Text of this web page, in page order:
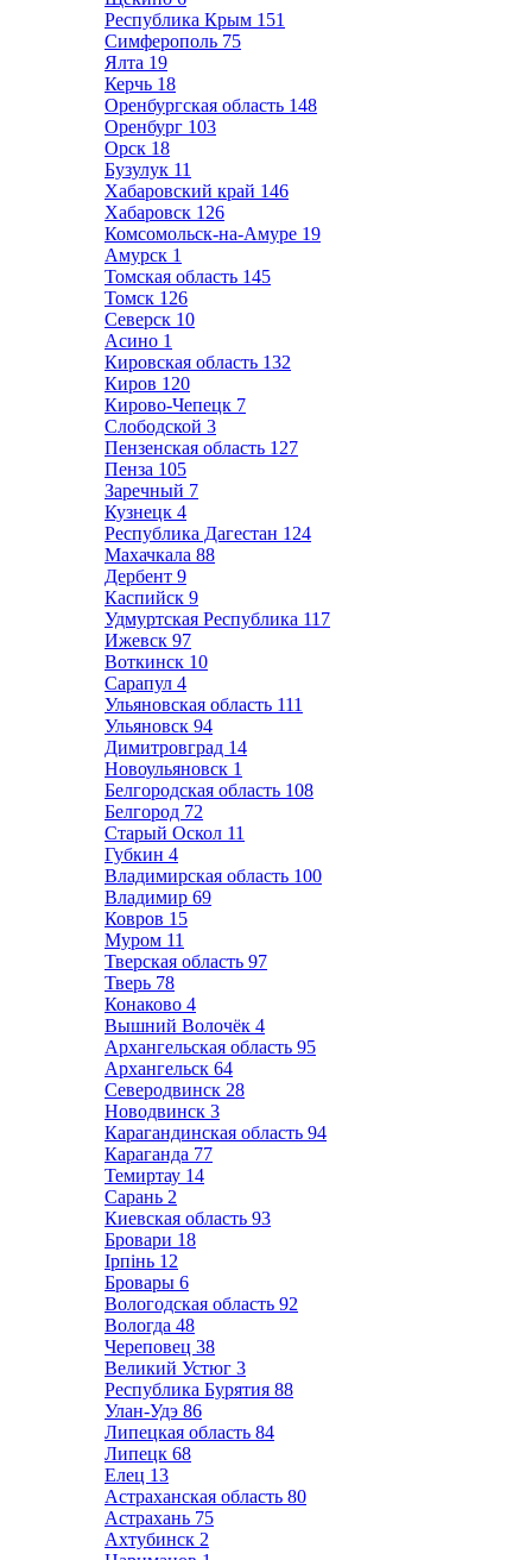
Республика Крым 151
Симферополь 75
Ялта 19
Керчь 18
Оренбургская область 148
Оренбург 103
Орск 18
Бузулук 11
Хабаровский край 146
Хабаровск 126
Комсомольск-на-Амуре 19
Амурск 1
Томская область 145
Томск 126
Северск 10
Асино 1
Кировская область 132
Киров 120
Кирово-Чепецк 7
Слободской 3
Пензенская область 127
Пенза 105
Заречный 7
Кузнецк 4
Республика Дагестан 124
Махачкала 88
Дербент 9
Каспийск 9
Удмуртская Республика 117
Ижевск 97
Воткинск 10
Сарапул 4
Ульяновская область 111
Ульяновск 94
Димитровград 14
Новоульяновск 1
Белгородская область 108
Белгород 72
Старый Оскол 11
Губкин 4
Владимирская область 100
Владимир 69
Ковров 15
Муром 11
Тверская область 97
Тверь 78
Конаково 4
Вышний Волочёк 4
Архангельская область 95
Архангельск 64
Северодвинск 28
Новодвинск 3
Карагандинская область 94
Караганда 77
Темиртау 14
Сарань 2
Киевская область 93
Бровари 18
Ірпінь 12
Бровары 6
Вологодская область 92
Вологда 48
Череповец 38
Великий Устюг 3
Республика Бурятия 88
Улан-Удэ 86
Липецкая область 84
Липецк 68
Елец 13
Астраханская область 80
Астрахань 75
Ахтубинск 2